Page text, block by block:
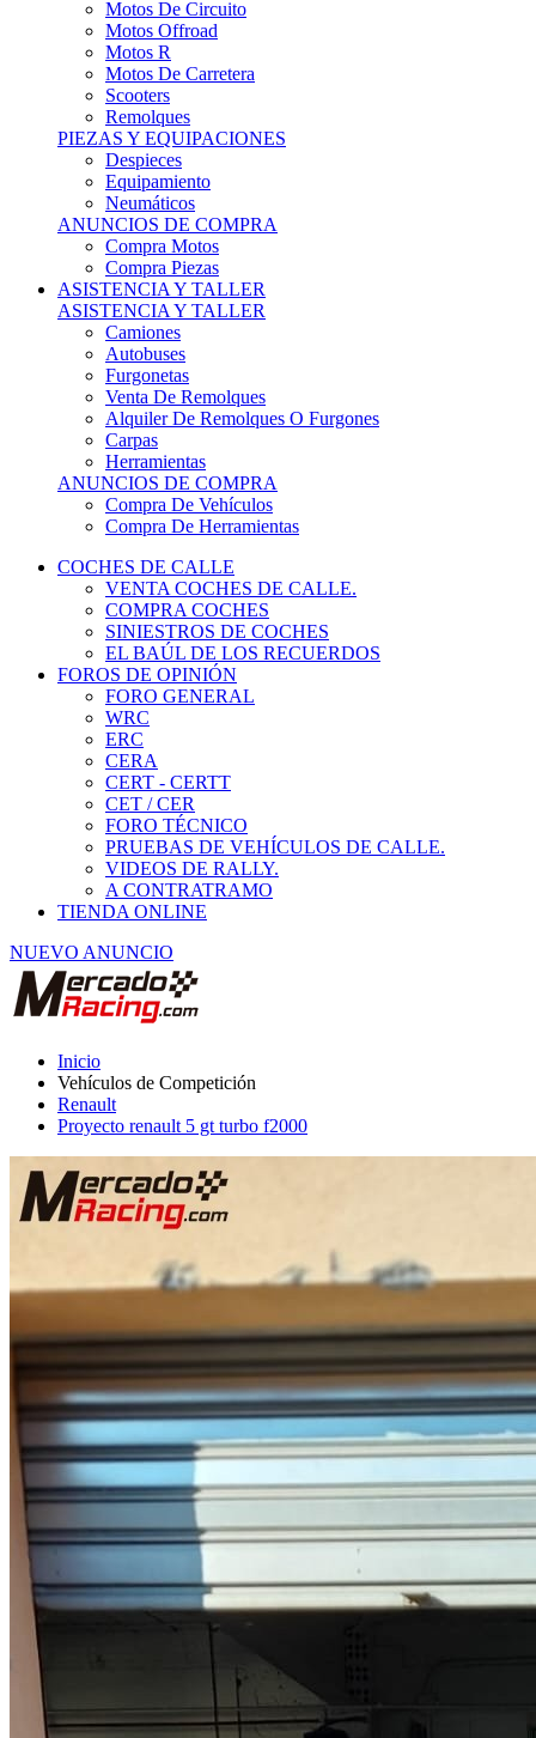
Motos R
Motos De Carretera
Scooters
Remolques
PIEZAS Y EQUIPACIONES
Despieces
Equipamiento
Neumáticos
ANUNCIOS DE COMPRA
Compra Motos
Compra Piezas
ASISTENCIA Y TALLER
ASISTENCIA Y TALLER
Camiones
Autobuses
Furgonetas
Venta De Remolques
Alquiler De Remolques O Furgones
Carpas
Herramientas
ANUNCIOS DE COMPRA
Compra De Vehículos
Compra De Herramientas
COCHES DE CALLE
VENTA COCHES DE CALLE.
COMPRA COCHES
SINIESTROS DE COCHES
EL BAÚL DE LOS RECUERDOS
FOROS DE OPINIÓN
FORO GENERAL
WRC
ERC
CERA
CERT - CERTT
CET / CER
FORO TÉCNICO
PRUEBAS DE VEHÍCULOS DE CALLE.
VIDEOS DE RALLY.
A CONTRATRAMO
TIENDA ONLINE
NUEVO ANUNCIO
Vehículos de Competición
Renault
Proyecto renault 5 gt turbo f2000